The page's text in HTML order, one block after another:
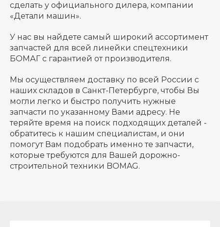
сделать у официального дилера, компании
«Детали машин».
У нас вы найдете самый широкий ассортимент
запчастей для всей линейки спецтехники
БОМАГ с гарантией от производителя.
Мы осуществляем доставку по всей России с
наших складов в Санкт-Петербурге, чтобы Вы
могли легко и быстро получить нужные
запчасти по указанному Вами адресу. Не
теряйте время на поиск подходящих деталей -
обратитесь к нашим специалистам, и они
помогут Вам подобрать именно те запчасти,
которые требуются для Вашей дорожно-
строительной техники BOMAG.